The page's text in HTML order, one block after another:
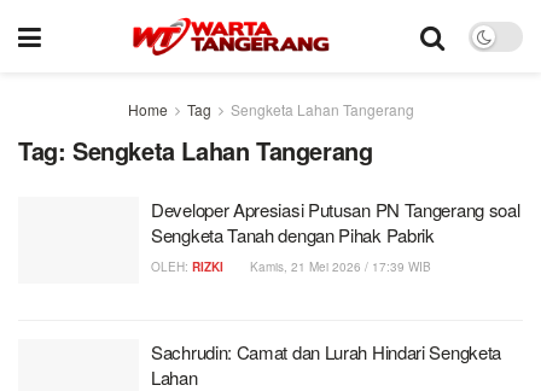
Home Tag Sengketa Lahan Tangerang
Tag: Sengketa Lahan Tangerang
Developer Apresiasi Putusan PN Tangerang soal
Sengketa Tanah dengan Pihak Pabrik
OLEH: RIZKI Kamis, 21 Mei 2026 / 17:39 WIB
Sachrudin: Camat dan Lurah Hindari Sengketa
Lahan